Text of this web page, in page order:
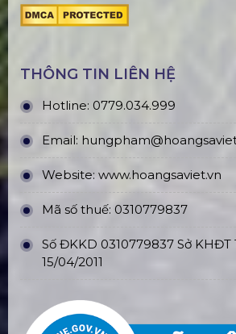
THÔNG TIN LIÊN HỆ
Hotline: 0779.034.999
Email:
Website: www.hoangsaviet.vn
Mã số thuế: 0310779837
Số ĐKKD 0310779837 Sở KHĐT
15/04/2011